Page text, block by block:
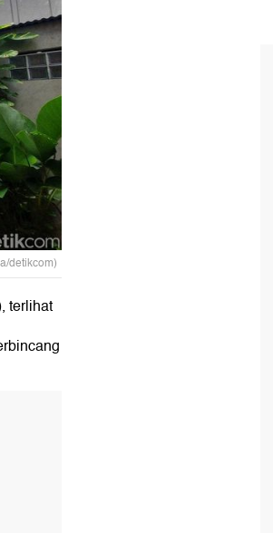
detikcom)
terlihat